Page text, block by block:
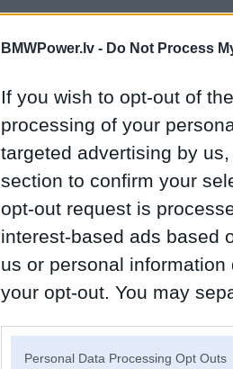
BMWPower.lv - Do Not Process
If you wish to opt-out of
processing of your
targeted advertising by
section to confirm your
opt-out request is
interest-based ads based
us or personal
your opt-out. You may
Personal Data Processing Opt Outs